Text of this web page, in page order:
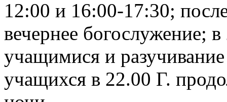
12:00 и 16:00-17:30;
вечернее богослужение;
учащимися и
учащихся в 22.00 Г.